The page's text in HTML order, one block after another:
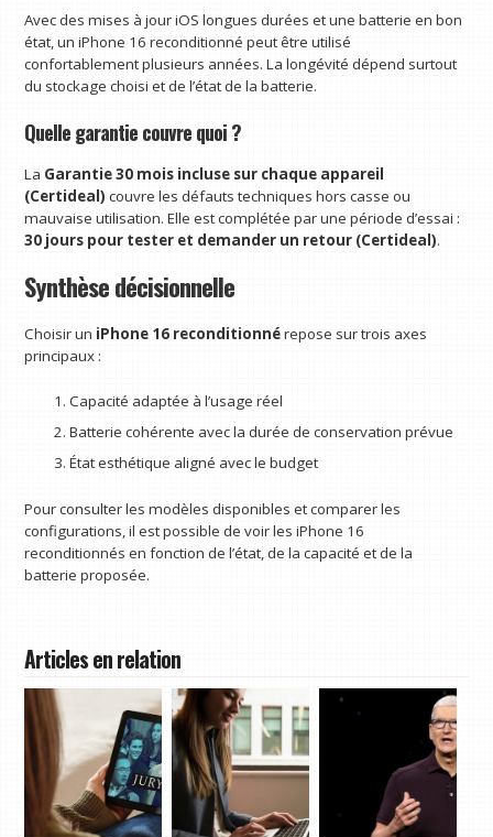
Avec des mises à jour iOS longues durées et une batterie en bon
état, un iPhone 16 reconditionné peut être utilisé
confortablement plusieurs années. La longévité dépend surtout
du stockage choisi et de l’état de la batterie.
Quelle garantie couvre quoi ?
La Garantie 30 mois incluse sur chaque appareil
(Certideal) couvre les défauts techniques hors casse ou
mauvaise utilisation. Elle est complétée par une période d’essai :
30 jours pour tester et demander un retour (Certideal).
Synthèse décisionnelle
Choisir un iPhone 16 reconditionnérepose sur trois axes
principaux :
Capacité adaptée à l’usage réel
Batterie cohérente avec la durée de conservation prévue
État esthétique aligné avec le budget
Pour consulter les modèles disponibles et comparer les
configurations, il est possible de voir les iPhone 16
reconditionnés en fonction de l’état, de la capacité et de la
batterie proposée.
Articles en relation